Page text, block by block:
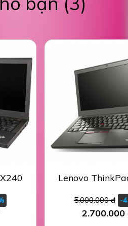
Lenovo
5.000.000 đ -
2.700.000